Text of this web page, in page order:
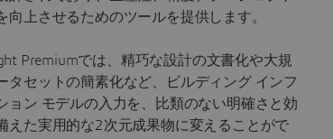
向上させるためのツールを提供します。
Premiumでは、精巧な設計の文書化や大規
タセットの簡素化など、ビルディング インフ
ョン モデルの入力を、比類のない明確さと効
えた実用的な2次元成果物に変えることがで